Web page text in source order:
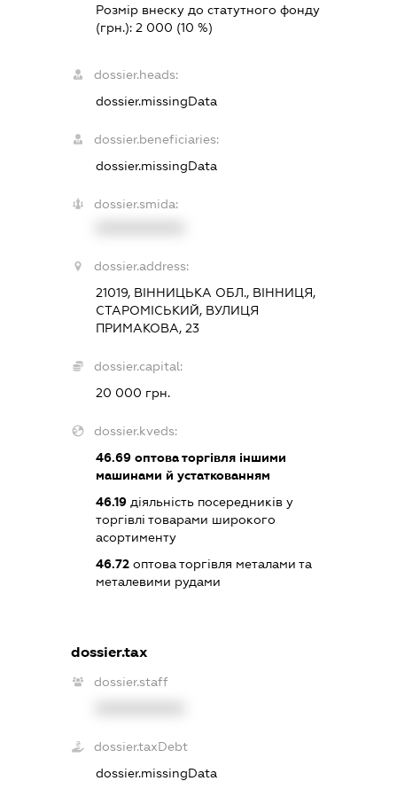
Розмір внеску до статутного фонду
(грн.): 2 000 (10 %)
dossier.heads:
dossier.missingData
dossier.beneficiaries:
dossier.missingData
dossier.smida:
dossier.address:
21019, ВІННИЦЬКА ОБЛ., ВІННИЦЯ,
СТАРОМІСЬКИЙ, ВУЛИЦЯ
ПРИМАКОВА, 23
dossier.capital:
20 000 грн.
dossier.kveds:
46.69оптова торгівля іншими
машинами й устаткованням
46.19діяльність посередників у
торгівлі товарами широкого
асортименту
46.72оптова торгівля металами та
металевими рудами
dossier.tax
dossier.staff
dossier.taxDebt
dossier.missingData